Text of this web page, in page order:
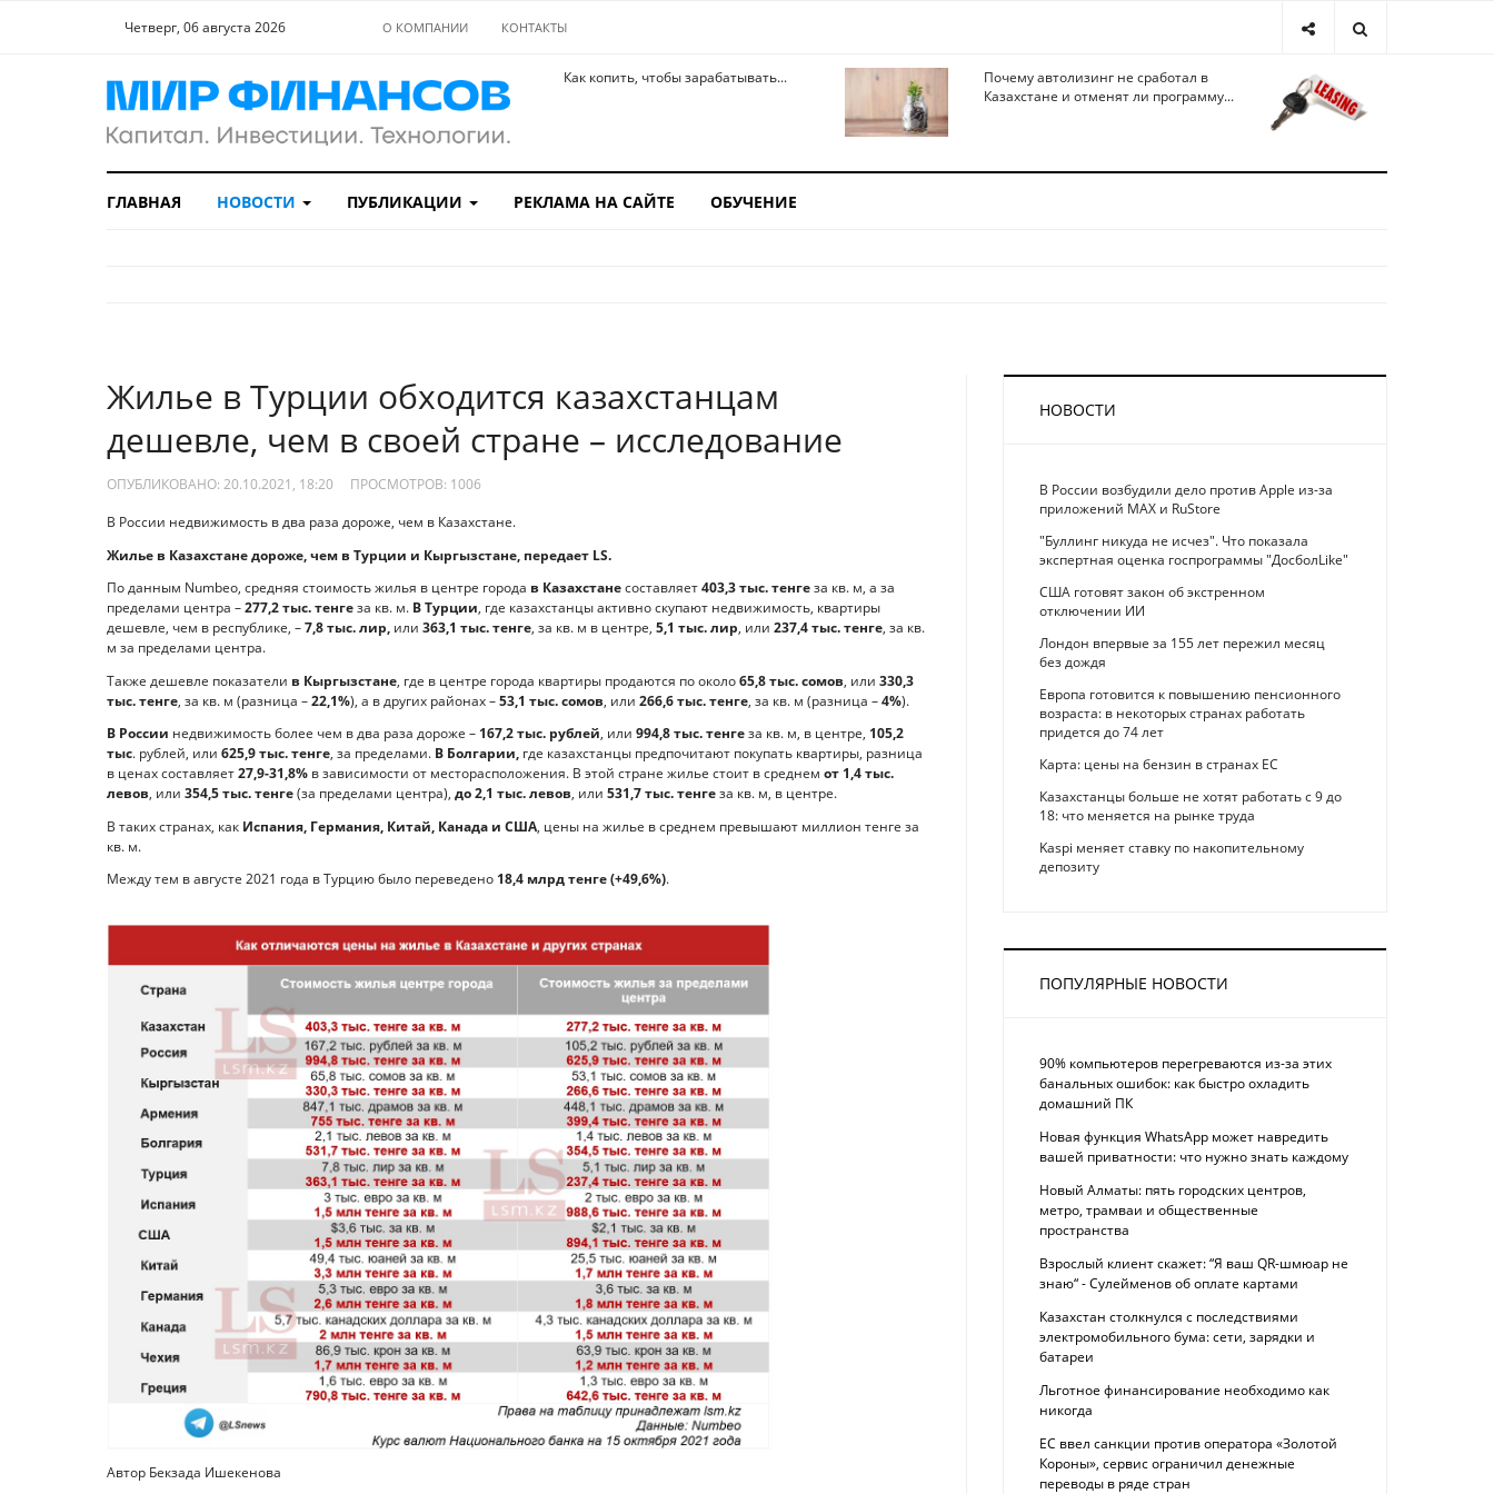
Четверг, 06 августа 2026 О КОМПАНИИ КОНТАКТЫ
Как копить, чтобы зарабатывать...
Почему автолизинг не сработал в
Казахстане и отменят ли программу...
ГЛАВНАЯ НОВОСТИ ПУБЛИКАЦИИ РЕКЛАМА НА САЙТЕ ОБУЧЕНИЕ
Жилье в Турции обходится казахстанцам
дешевле, чем в своей стране – исследование
ОПУБЛИКОВАНО: 20.10.2021, 18:20 ПРОСМОТРОВ: 1006
В России недвижимость в два раза дороже, чем в Казахстане.
Жилье в Казахстане дороже, чем в Турции и Кыргызстане, передает LS.
По данным Numbeo, средняя стоимость жилья в центре города в Казахстанесоставляет403,3 тыс. тенгеза кв. м, а за
пределами центра –277,2 тыс. тенгеза кв. м. В Турции, где казахстанцы активно скупают недвижимость, квартиры
дешевле, чем в республике, –7,8 тыс. лир, или 363,1 тыс. тенге, за кв. м в центре, 5,1 тыс. лир, или 237,4 тыс. тенге, за кв.
м за пределами центра.
Также дешевле показатели в Кыргызстане, где в центре города квартиры продаются по около65,8 тыс. сомов, или 330,3
тыс. тенге, за кв. м (разница –22,1%), а в других районах –53,1 тыс. сомов, или 266,6 тыс. тенге, за кв. м (разница –4%).
В России недвижимость более чем в два раза дороже – 167,2 тыс. рублей, или 994,8 тыс. тенгеза кв. м, в центре, 105,2
тыс. рублей, или 625,9 тыс. тенге, за пределами. В Болгарии, где казахстанцы предпочитают покупать квартиры, разница
в ценах составляет27,9-31,8% в зависимости от месторасположения. В этой стране жилье стоит в среднем от 1,4 тыс.
левов, или 354,5 тыс. тенге(за пределами центра), до 2,1 тыс. левов, или 531,7 тыс. тенгеза кв. м, в центре.
В таких странах, как Испания, Германия, Китай, Канада и США, цены на жилье в среднем превышают миллион тенге за
кв. м.
Между тем в августе 2021 года в Турцию было переведено 18,4 млрд тенге (+49,6%).
Автор Бекзада Ишекенова
НОВОСТИ
В России возбудили дело против Apple из-за
приложений MAX и RuStore
"Буллинг никуда не исчез". Что показала
экспертная оценка госпрограммы "ДосболLike"
США готовят закон об экстренном
отключении ИИ
Лондон впервые за 155 лет пережил месяц
без дождя
Европа готовится к повышению пенсионного
возраста: в некоторых странах работать
придется до 74 лет
Карта: цены на бензин в странах ЕС
Казахстанцы больше не хотят работать с 9 до
18: что меняется на рынке труда
Kaspi меняет ставку по накопительному
депозиту
ПОПУЛЯРНЫЕ НОВОСТИ
90% компьютеров перегреваются из-за этих
банальных ошибок: как быстро охладить
домашний ПК
Новая функция WhatsApp может навредить
вашей приватности: что нужно знать каждому
Новый Алматы: пять городских центров,
метро, трамваи и общественные
пространства
Взрослый клиент скажет: “Я ваш QR-шмюар не
знаю“ - Сулейменов об оплате картами
Казахстан столкнулся с последствиями
электромобильного бума: сети, зарядки и
батареи
Льготное финансирование необходимо как
никогда
ЕС ввел санкции против оператора «Золотой
Короны», сервис ограничил денежные
переводы в ряде стран